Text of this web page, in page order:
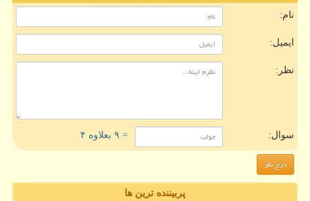
نام:
ایمیل:
نظر:
سوال: = ۹ بعلاوه ۴
پربیننده ترین ها